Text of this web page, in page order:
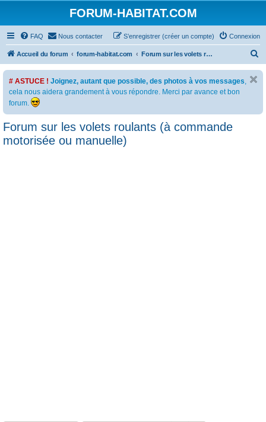
FORUM-HABITAT.COM
FAQ Nous contacter Connexion
S’enregistrer (créer un compte)
Accueil du forum forum-habitat.com Forum sur les volets roulants (à commande motorisée ou manuelle)
e
# ASTUCE ! Joignez, autant que possible, des photos à vos messages,
cela nous aidera grandement à vous répondre. Merci par avance et bon
forum.
Forum sur les volets roulants (à commande
motorisée ou manuelle)